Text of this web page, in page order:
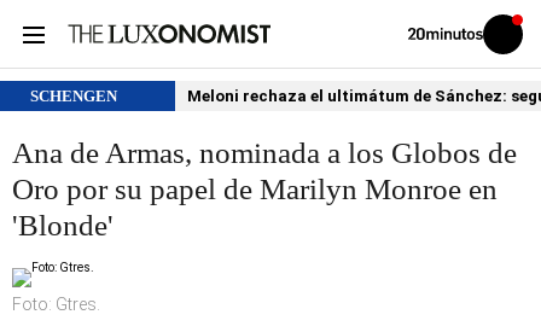
Volver
Iniciar
sesión
SCHENGEN Meloni rechaza el ultimátum de Sánchez:
Ana de Armas, nominada a los Globos de
Oro por su papel de Marilyn Monroe en
'Blonde'
Foto: Gtres.